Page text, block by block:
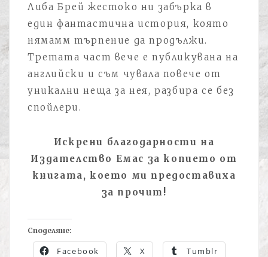
Либа Брей жестоко ни забърка в
един фантастична история, която
нямамм търпение да продължи.
Третата част вече е публикувана на
английски и съм чувала повече от
уникални неща за нея, разбира се без
спойлери.
Искрени благодарности на
Издателство Емас за копието от
книгата, което ми предоставиха
за прочит!
Споделяне:
Facebook X Tumblr